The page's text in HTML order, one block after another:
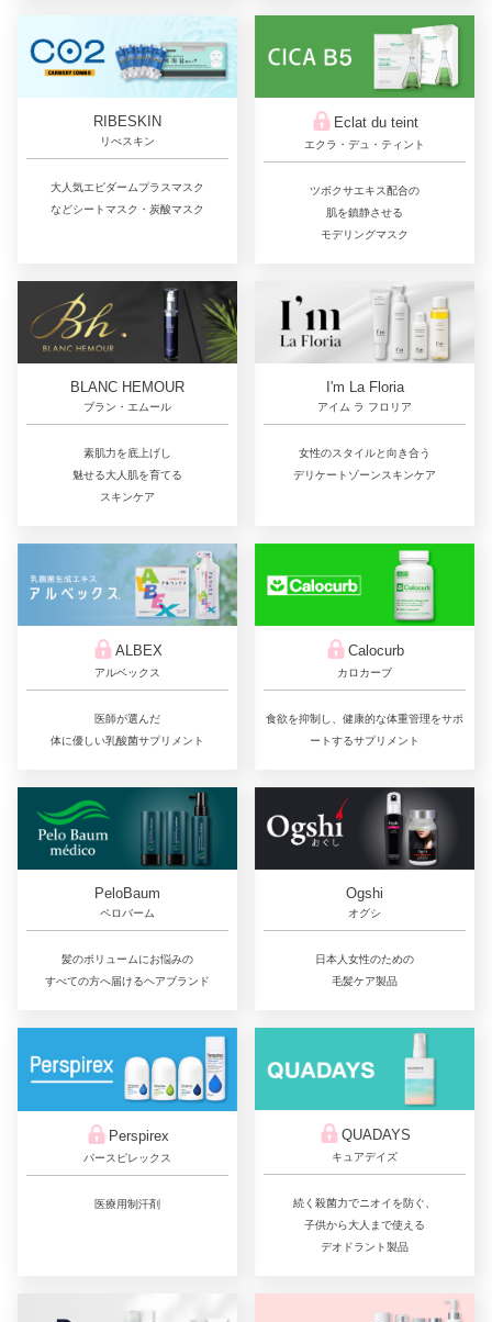
RIBESKIN
リべスキン
大人気エピダームプラスマスク
などシートマスク・炭酸マスク
Eclat du teint
エクラ・デュ・ティント
ツボクサエキス配合の
肌を鎮静させる
モデリングマスク
BLANC HEMOUR
ブラン・エムール
素肌力を底上げし
魅せる大人肌を育てる
スキンケア
I'm La Floria
アイム ラ フロリア
女性のスタイルと向き合う
デリケートゾーンスキンケア
ALBEX
アルベックス
医師が選んだ
体に優しい乳酸菌サプリメント
Calocurb
カロカーブ
食欲を抑制し、健康的な体重管理をサポ
ートするサプリメント
PeloBaum
ペロバーム
髪のボリュームにお悩みの
すべての方へ届けるヘアブランド
Ogshi
オグシ
日本人女性のための
毛髪ケア製品
Perspirex
パースピレックス
医療用制汗剤
QUADAYS
キュアデイズ
続く殺菌力でニオイを防ぐ、
子供から大人まで使える
デオドラント製品